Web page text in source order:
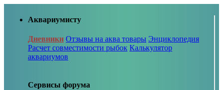
Аквариумисту
Дневники Отзывы на аква товары Энциклопедия
Расчет совместимости рыбок Калькулятор
аквариумов
Сервисы форума